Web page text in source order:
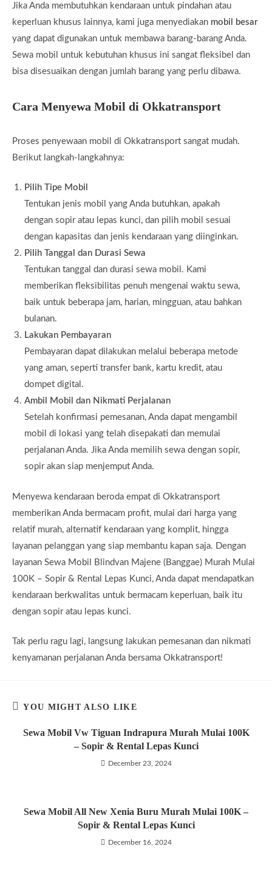
Jika Anda membutuhkan kendaraan untuk pindahan atau
keperluan khusus lainnya, kami juga menyediakan mobil besar
yang dapat digunakan untuk membawa barang-barang Anda.
Sewa mobil untuk kebutuhan khusus ini sangat fleksibel dan
bisa disesuaikan dengan jumlah barang yang perlu dibawa.
Cara Menyewa Mobil di Okkatransport
Proses penyewaan mobil di Okkatransport sangat mudah.
Berikut langkah-langkahnya:
Pilih Tipe Mobil
Tentukan jenis mobil yang Anda butuhkan, apakah
dengan sopir atau lepas kunci, dan pilih mobil sesuai
dengan kapasitas dan jenis kendaraan yang diinginkan.
Pilih Tanggal dan Durasi Sewa
Tentukan tanggal dan durasi sewa mobil. Kami
memberikan fleksibilitas penuh mengenai waktu sewa,
baik untuk beberapa jam, harian, mingguan, atau bahkan
bulanan.
Lakukan Pembayaran
Pembayaran dapat dilakukan melalui beberapa metode
yang aman, seperti transfer bank, kartu kredit, atau
dompet digital.
Ambil Mobil dan Nikmati Perjalanan
Setelah konfirmasi pemesanan, Anda dapat mengambil
mobil di lokasi yang telah disepakati dan memulai
perjalanan Anda. Jika Anda memilih sewa dengan sopir,
sopir akan siap menjemput Anda.
Menyewa kendaraan beroda empat di Okkatransport
memberikan Anda bermacam profit, mulai dari harga yang
relatif murah, alternatif kendaraan yang komplit, hingga
layanan pelanggan yang siap membantu kapan saja. Dengan
layanan Sewa Mobil Blindvan Majene (Banggae) Murah Mulai
100K – Sopir & Rental Lepas Kunci, Anda dapat mendapatkan
kendaraan berkwalitas untuk bermacam keperluan, baik itu
dengan sopir atau lepas kunci.
Tak perlu ragu lagi, langsung lakukan pemesanan dan nikmati
kenyamanan perjalanan Anda bersama Okkatransport!
YOU MIGHT ALSO LIKE
Sewa Mobil Vw Tiguan Indrapura Murah Mulai 100K
– Sopir & Rental Lepas Kunci
December 23, 2024
Sewa Mobil All New Xenia Buru Murah Mulai 100K –
Sopir & Rental Lepas Kunci
December 16, 2024